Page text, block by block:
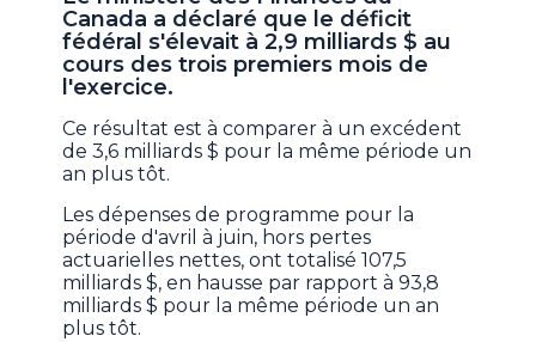
Canada a déclaré que le déficit
fédéral s'élevait à 2,9 milliards $ au
cours des trois premiers mois de
l'exercice.
Ce résultat est à comparer à un excédent
de 3,6 milliards $ pour la même période un
an plus tôt.
Les dépenses de programme pour la
période d'avril à juin, hors pertes
actuarielles nettes, ont totalisé 107,5
milliards $, en hausse par rapport à 93,8
milliards $ pour la même période un an
plus tôt.